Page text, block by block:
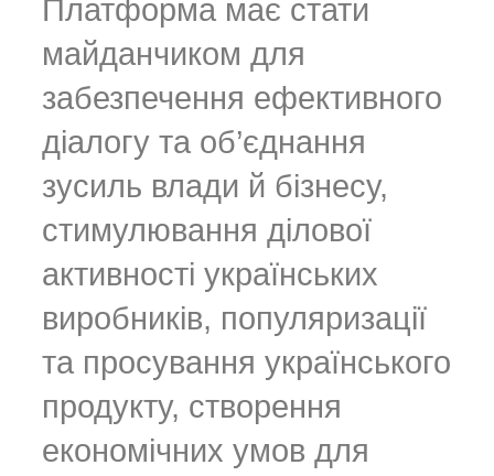
Платформа має стати
майданчиком для
забезпечення ефективного
діалогу та об’єднання
зусиль влади й бізнесу,
стимулювання ділової
активності українських
виробників, популяризації
та просування українського
продукту, створення
економічних умов для